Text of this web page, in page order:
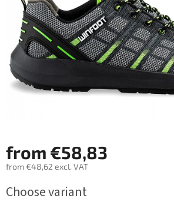
stars.
from €58,83
from €48,62 excl. VAT
price:
Choose variant